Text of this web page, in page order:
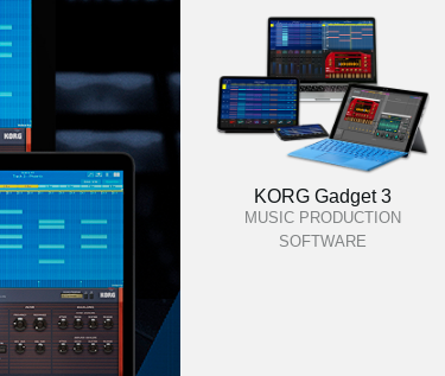
KORG Gadget 3
MUSIC PRODUCTION
SOFTWARE